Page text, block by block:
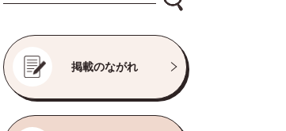
掲載のながれ